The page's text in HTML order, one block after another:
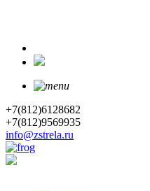
+7(812)6128682
+7(812)9569935
info@zstrela.ru